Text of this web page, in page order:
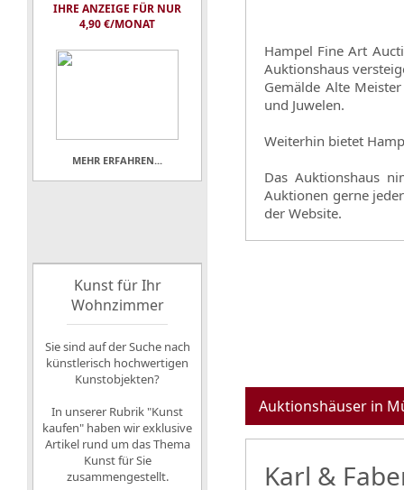
Hampel Fine Art
Auktionshaus
Gemälde Alte
und Juwelen.
Weiterhin bietet
Das Auktionshaus
Auktionen gerne
der Website.
Auktionshäuser in
Karl &
IHRE ANZEIGE FÜR NUR
4,90 €/MONAT
MEHR ERFAHREN...
Kunst für Ihr
Wohnzimmer
Sie sind auf der Suche nach
künstlerisch hochwertigen
Kunstobjekten?
In unserer Rubrik "Kunst
kaufen" haben wir exklusive
Artikel rund um das Thema
Kunst für Sie
zusammengestellt.